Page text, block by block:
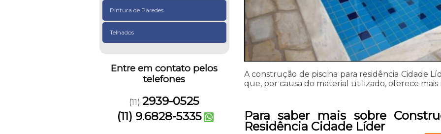
Pintura de Paredes
Telhados
Entre em contato pelos
telefones
(11) 2939-0525
(11) 9.6828-5335
A construção de piscina para residência Cidade
que, por causa do material utilizado, oferece mais
Para saber mais sobre
Residência Cidade Líder